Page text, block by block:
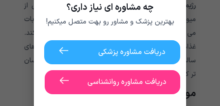
رژیم غذایی سالم و متعادل.خوردن یک رژیم متنوع غنی از
میوه، سبزیجات، پروتئین های بدون چربی، آجیل و حبوبات
می تواند به بهبود سلامت قلب و سلامتی کلی کمک کند.
غذاها و مکمل های سرشار از آنتی اکسیدان ها و چربی های
سالم می توانند فشار خون را پایین بیاورند و پمپاژ قلب را آسان
تر کنند.
مواد مغذی سالم برای قلب، عبارتند از:
چه مشاوره ای نیاز داری؟
بهترین پزشک و مشاور رو بهت متصل میکنیم!
دریافت مشاوره پزشکی
دریافت مشاوره روانشناسی